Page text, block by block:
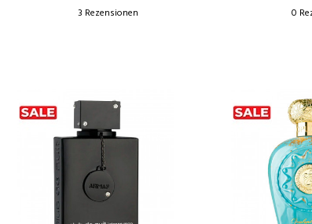
3 Rezensionen
0